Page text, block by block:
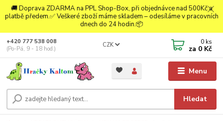
🚚 Doprava ZDARMA na PPL Shop-Box, při objednávce nad 500Kč a
platbě předem.✅ Veškeré zboží máme skladem – odesíláme v pracovních
dnech do 24 hodin.📦
Menu
CZK
Hledat
+420 777 538 008
(Po-Pá, 9 - 18 hod.)
0 ks
za 0 Kč